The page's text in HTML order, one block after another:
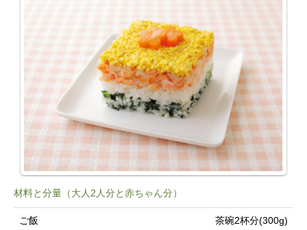
材料と分量（大人2人分と赤ちゃん分）
ご飯 茶碗2杯分(300g)